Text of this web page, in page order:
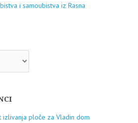
i samoubistva iz Rasna
izlivanja ploče za Vladin dom